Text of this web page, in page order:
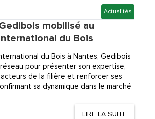
Actualités
mobilisé au
du Bois
du Bois à Nantes, Gedibois
pour présenter son expertise,
de la filière et renforcer ses
sa dynamique dans le marché
LIRE LA SUITE